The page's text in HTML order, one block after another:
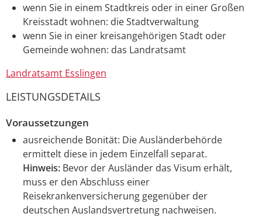
wenn Sie in einem Stadtkreis oder in einer Großen
Kreisstadt wohnen: die Stadtverwaltung
wenn Sie in einer kreisangehörigen Stadt oder
Gemeinde wohnen: das Landratsamt
Landratsamt Esslingen
LEISTUNGSDETAILS
Voraussetzungen
ausreichende Bonität: Die Ausländerbehörde
ermittelt diese in jedem Einzelfall separat.
Hinweis:Bevor der Ausländer das Visum erhält,
muss er den Abschluss einer
Reisekrankenversicherung gegenüber der
deutschen Auslandsvertretung nachweisen.